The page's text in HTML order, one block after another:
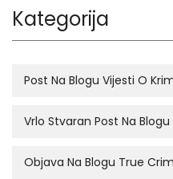
Kategorija
Post Na Blogu Vijesti O
Vrlo Stvaran Post Na Blogu
Objava Na Blogu True